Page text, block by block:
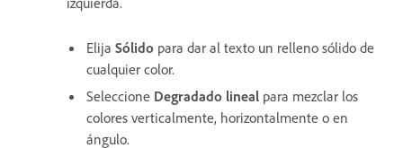
Elija Sólido para dar al texto un relleno sólido de
cualquier color.
Seleccione Degradado lineal para mezclar los
colores verticalmente, horizontalmente o en
ángulo.